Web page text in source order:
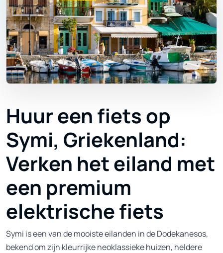
Huur een fiets op
Symi, Griekenland:
Verken het eiland met
een premium
elektrische fiets
Symi is een van de mooiste eilanden in de Dodekanesos,
bekend om zijn kleurrijke neoklassieke huizen, heldere